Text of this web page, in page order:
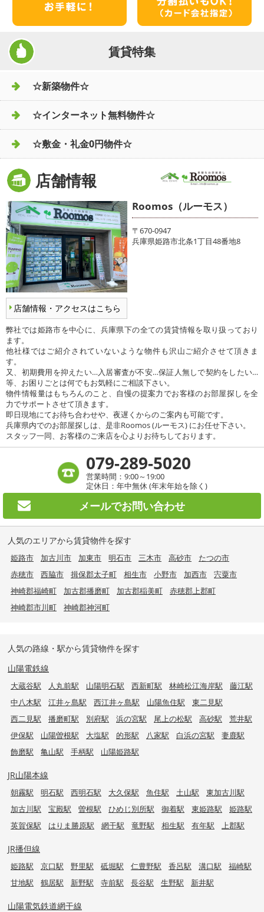
賃貸特集
☆新築物件☆
☆インターネット無料物件☆
☆敷金・礼金0円物件☆
店舗情報
店舗情報・アクセスはこちら
Roomos（ルーモス）
〒670-0947
兵庫県姫路市北条1丁目48番地8
弊社では姫路市を中心に、兵庫県下の全ての賃貸情報を取り扱っており
ます。
他社様ではご紹介されていないような物件も沢山ご紹介させて頂きま
す。
又、初期費用を抑えたい…入居審査が不安…保証人無しで契約をしたい…
等、お困りごとは何でもお気軽にご相談下さい。
物件情報量はもちろんのこと、自慢の提案力でお客様のお部屋探しを全
力でサポートさせて頂きます。
即日現地にてお待ち合わせや、夜遅くからのご案内も可能です。
兵庫県内でのお部屋探しは、是非Roomos (ルーモス) にお任せ下さい。
スタッフ一同、お客様のご来店を心よりお待ちしております。
079-289-5020
営業時間：9:00～19:00
定休日：年中無休 (年末年始を除く)
メールでお問い合わせ
人気のエリアから賃貸物件を探す
姫路市 加古川市 加東市 明石市 三木市 高砂市
たつの市
赤穂市
西脇市 揖保郡太子町 相生市 小野市 加西市
宍粟市
神崎郡福崎町
加古郡播磨町 加古郡稲美町
赤穂郡上郡町
神崎郡市川町
神崎郡神河町
人気の路線・駅から賃貸物件を探す
山陽電鉄線
大蔵谷駅 人丸前駅 山陽明石駅 西新町駅 林崎松江海岸駅
藤江駅
中八木駅
江井ヶ島駅 西江井ヶ島駅 山陽魚住駅
東二見駅
西二見駅
播磨町駅 別府駅 浜の宮駅 尾上の松駅 高砂駅
荒井駅
伊保駅
山陽曽根駅 大塩駅 的形駅 八家駅 白浜の宮駅
妻鹿駅
飾磨駅
亀山駅 手柄駅 山陽姫路駅
JR山陽本線
朝霧駅 明石駅 西明石駅 大久保駅 魚住駅 土山駅
東加古川駅
加古川駅
宝殿駅 曽根駅 ひめじ別所駅 御着駅 東姫路駅
姫路駅
英賀保駅
はりま勝原駅 網干駅 竜野駅 相生駅 有年駅 上郡駅
JR播但線
姫路駅 京口駅 野里駅 砥堀駅 仁豊野駅 香呂駅 溝口駅
福崎駅
甘地駅
鶴居駅 新野駅 寺前駅 長谷駅 生野駅 新井駅
山陽電気鉄道網干線